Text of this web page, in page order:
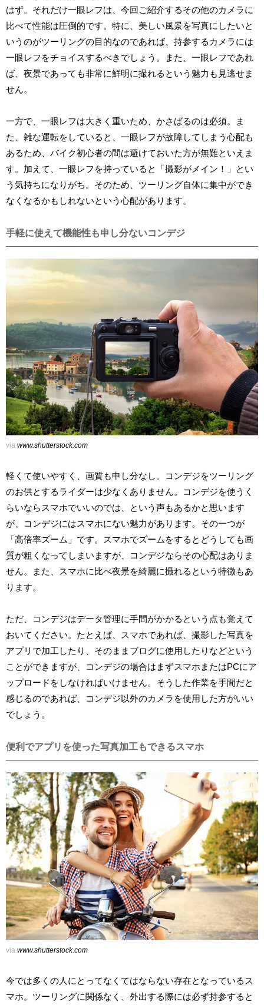
はず。それだけ一眼レフは、今回ご紹介するその他のカメラに
比べて性能は圧倒的です。特に、美しい風景を写真にしたいと
いうのがツーリングの目的なのであれば、持参するカメラには
一眼レフをチョイスするべきでしょう。また、一眼レフであれ
ば、夜景であっても非常に鮮明に撮れるという魅力も見逃せま
せん。
一方で、一眼レフは大きく重いため、かさばるのは必須。ま
た、雑な運転をしていると、一眼レフが故障してしまう心配も
あるため、バイク初心者の間は避けておいた方が無難といえま
す。加えて、一眼レフを持っていると「撮影がメイン！」とい
う気持ちになりがち。そのため、ツーリング自体に集中ができ
なくなるかもしれないという心配があります。
手軽に使えて機能性も申し分ないコンデジ
via www.shutterstock.com
軽くて使いやすく、画質も申し分なし。コンデジをツーリング
のお供とするライダーは少なくありません。コンデジを使うく
らいならスマホでいいのでは、という声もあるかと思います
が、コンデジにはスマホにない魅力があります。その一つが
「高倍率ズーム」です。スマホでズームをするとどうしても画
質が粗くなってしまいますが、コンデジならその心配はありま
せん。また、スマホに比べ夜景を綺麗に撮れるという特徴もあ
ります。
ただ、コンデジはデータ管理に手間がかかるという点も覚えて
おいてください。たとえば、スマホであれば、撮影した写真を
アプリで加工したり、そのままブログに使用したりなどという
ことができますが、コンデジの場合はまずスマホまたはPCにア
ップロードをしなければいけません。そうした作業を手間だと
感じるのであれば、コンデジ以外のカメラを使用した方がいい
でしょう。
便利でアプリを使った写真加工もできるスマホ
via www.shutterstock.com
今では多くの人にとってなくてはならない存在となっているス
マホ。ツーリングに関係なく、外出する際には必ず持参すると